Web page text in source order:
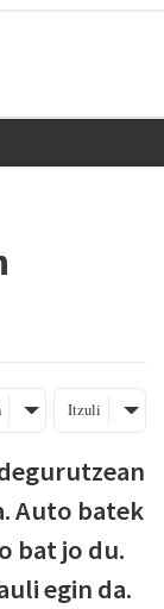
Itzuli
Auto batek
bat jo du.
egin da.